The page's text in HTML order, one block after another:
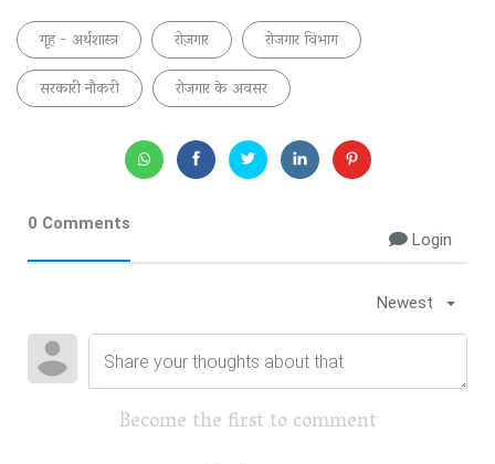
गृह - अर्थशास्त्र रोज़गार
रोजगार विभाग
सरकारी नौकरी
रोजगार के अवसर
0 Comments
Login
Newest
Become the first to comment